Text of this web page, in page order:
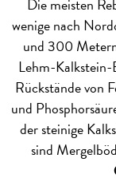
Die meisten
wenige nach
und 300
Lehm-
Rückstände von
und
der steinige
sind